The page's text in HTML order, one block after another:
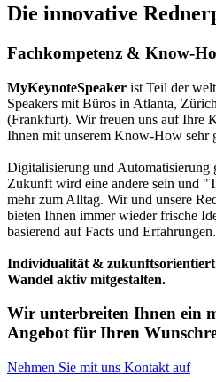
Die innovative
Fachkompetenz & Know-
MyKeynoteSpeaker ist Teil der
Speakers mit Büros in Atlanta,
(Frankfurt). Wir freuen uns auf Ihre
Ihnen mit unserem Know-How sehr
Digitalisierung und Automatisierung
Zukunft wird eine andere sein und
mehr zum Alltag. Wir und unsere
bieten Ihnen immer wieder frische
basierend auf Facts und Erfahrungen.
Individualität &
Wandel aktiv mitgestalten.
Wir unterbreiten Ihnen ein
Angebot für Ihren
Nehmen Sie mit uns Kontakt auf